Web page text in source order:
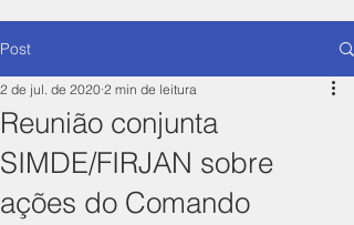
Post
Reunião conjunta
SIMDE/FIRJAN sobre
ações do Comando
2 de jul. de 2020 2 min de leitura